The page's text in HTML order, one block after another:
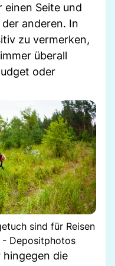
Seite und
anderen. In
zu vermerken,
überall
oder
sind für Reisen
- Depositphotos
hingegen die